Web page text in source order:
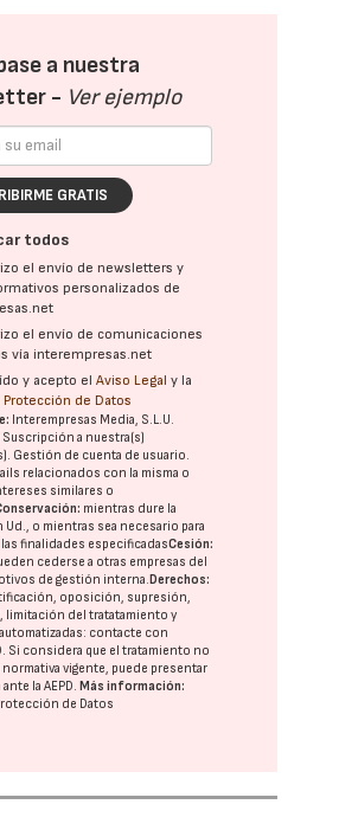
a nuestra
- Ver ejemplo
GRATIS
todos
el envío de newsletters y
personalizados de
el envío de comunicaciones
vía interempresas.net
y acepto elAviso Legal y la
Protección de Datos
Interempresas Media, S.L.U.
Suscripción a nuestra(s)
Gestión de cuenta de usuario.
relacionados con la misma o
similares o
mientras dure la
o mientras sea necesario para
las finalidades especificadasCesión:
cederse a otras empresas del
de gestión interna.Derechos:
oposición, supresión,
limitación del tratatamiento y
contacte con
. Si considera que el tratamiento no
normativa vigente, puede presentar
ante laAEPD.Más información:
de Datos